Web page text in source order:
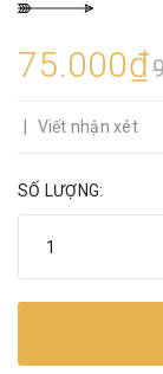
75.000₫
Viết nhận xét
SỐ LƯỢNG: